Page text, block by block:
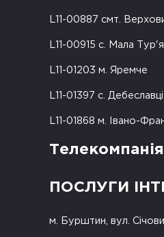
L11-00887 смт.
L11-00915 с. Мала
L11-01203 м. Яремче
L11-01397 с.
L11-01868 м. Івано-
Телекомпанія
ПОСЛУГИ
м. Бурштин, вул.